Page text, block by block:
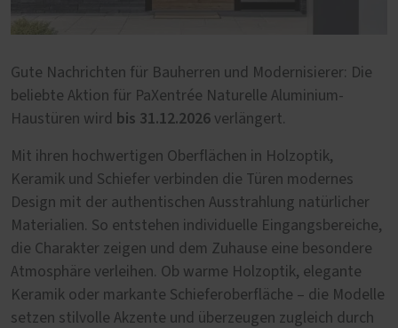
Gute Nachrichten für Bauherren und Modernisierer: Die
beliebte Aktion für PaXentrée Naturelle Aluminium-
Haustüren wird bis 31.12.2026 verlängert.
Mit ihren hochwertigen Oberflächen in Holzoptik,
Keramik und Schiefer verbinden die Türen modernes
Design mit der authentischen Ausstrahlung natürlicher
Materialien. So entstehen individuelle Eingangsbereiche,
die Charakter zeigen und dem Zuhause eine besondere
Atmosphäre verleihen. Ob warme Holzoptik, elegante
Keramik oder markante Schieferoberfläche – die Modelle
setzen stilvolle Akzente und überzeugen zugleich durch